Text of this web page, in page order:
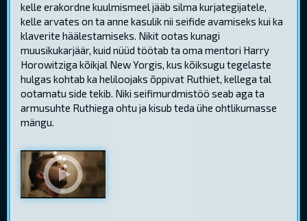
kelle erakordne kuulmismeel jääb silma kurjategijatele,
kelle arvates on ta anne kasulik nii seifide avamiseks kui ka
klaverite häälestamiseks. Nikit ootas kunagi
muusikukarjäär, kuid nüüd töötab ta oma mentori Harry
Horowitziga kõikjal New Yorgis, kus kõiksugu tegelaste
hulgas kohtab ka heliloojaks õppivat Ruthiet, kellega tal
ootamatu side tekib. Niki seifimurdmistöö seab aga ta
armusuhte Ruthiega ohtu ja kisub teda ühe ohtlikumasse
mängu.